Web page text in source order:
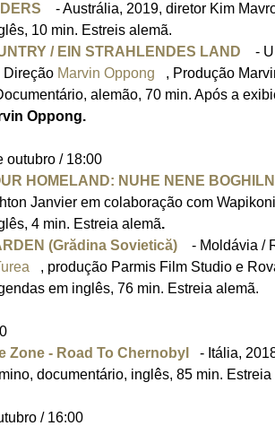
i
s
e
x
t
e
n
a
l
)
l
i
n
k
i
e
x
t
e
r
n
a
- Austrália, 2019, diretor Kim
10 min. Estreis alemã.
/ EIN STRAHLENDES LAND
l
i
s
e
t
e
r
l
)
-
Direção Marvin Oppong
l
i
s
e
x
t
e
a
l
, Produção
alemão, 70 min. Após a
Oppong.
outubro / 18:00
HOMELAND: NUHE NENE
Janvier em colaboração com
4 min. Estreia alemã.
(Grădina Sovietică)
l
i
i
s
- Moldávia /
l
k
i
e
, produção Parmis Film Studio e
em inglês, 76 min. Estreia alemã.
Zone - Road To Chernobyl
l
- Itália,
documentário, inglês, 85 min.
/ 16:00